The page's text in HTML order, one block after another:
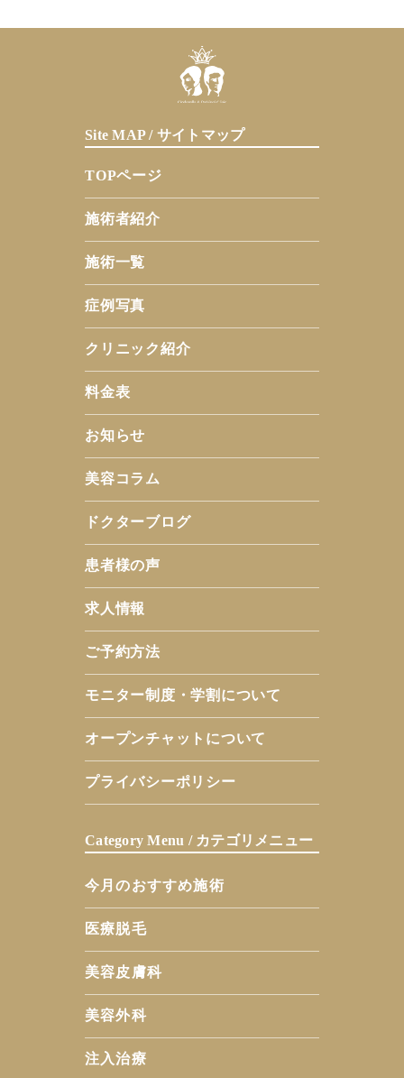
Site MAP / サイトマップ
TOPページ
施術者紹介
施術一覧
症例写真
クリニック紹介
料金表
お知らせ
美容コラム
ドクターブログ
患者様の声
求人情報
ご予約方法
モニター制度・学割について
オープンチャットについて
プライバシーポリシー
Category Menu / カテゴリメニュー
今月のおすすめ施術
医療脱毛
美容皮膚科
美容外科
注入治療